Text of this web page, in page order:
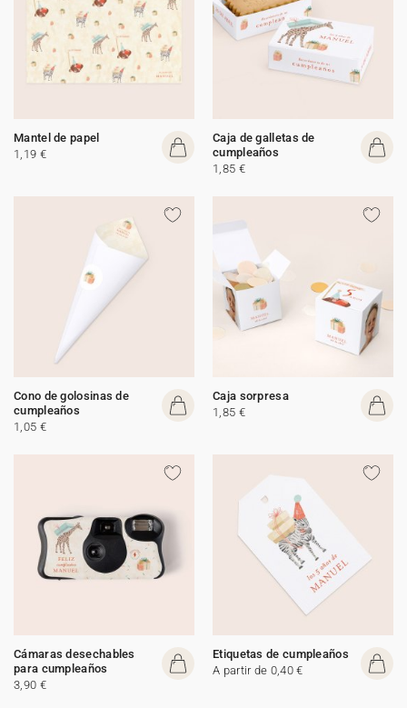
Mantel de papel
1,19 €
Caja de galletas de
cumpleaños
1,85 €
Cono de golosinas de
cumpleaños
1,05 €
Caja sorpresa
1,85 €
Cámaras desechables
para cumpleaños
3,90 €
Etiquetas de cumpleaños
A partir de 0,40 €